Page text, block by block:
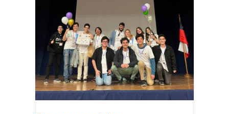
Competitiva
oficialmente
reconocida
como
Selección
UC
y